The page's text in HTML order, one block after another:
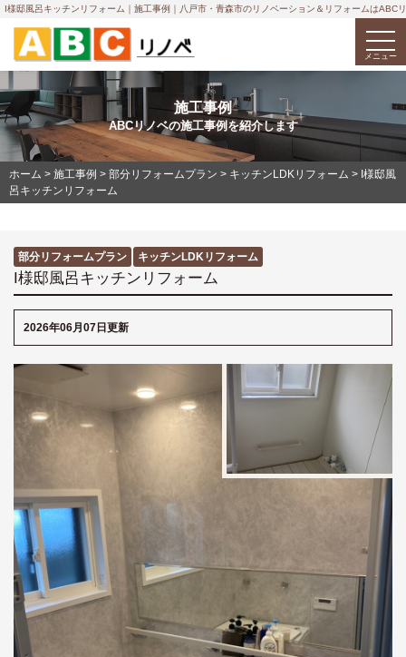
I様邸風呂キッチンリフォーム｜施工事例｜八戸市・青森市のリノベーション＆リフォームはABC
メニュー
施工事例
ABCリノベの施工事例を紹介します
ホーム > 施工事例 > 部分リフォームプラン > キッチンLDKリフォーム > I様邸風
呂キッチンリフォーム
部分リフォームプラン キッチンLDKリフォーム
I様邸風呂キッチンリフォーム
2026年06月07日更新